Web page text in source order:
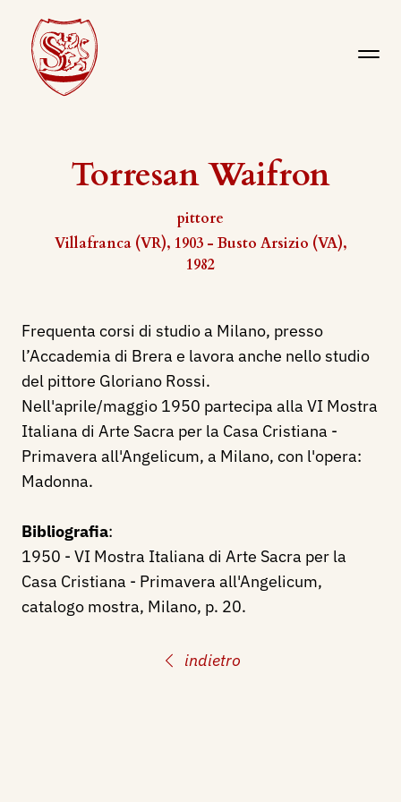
Torresan Waifron
pittore
Villafranca (VR), 1903 - Busto Arsizio (VA),
1982
indietro
Frequenta corsi di studio a Milano, presso
l’Accademia di Brera e lavora anche nello studio
del pittore Gloriano Rossi.
Nell'aprile/maggio 1950 partecipa alla VI Mostra
Italiana di Arte Sacra per la Casa Cristiana -
Primavera all'Angelicum, a Milano, con l'opera:
Madonna.
Bibliografia:
1950 - VI Mostra Italiana di Arte Sacra per la
Casa Cristiana - Primavera all'Angelicum,
catalogo mostra, Milano, p. 20.